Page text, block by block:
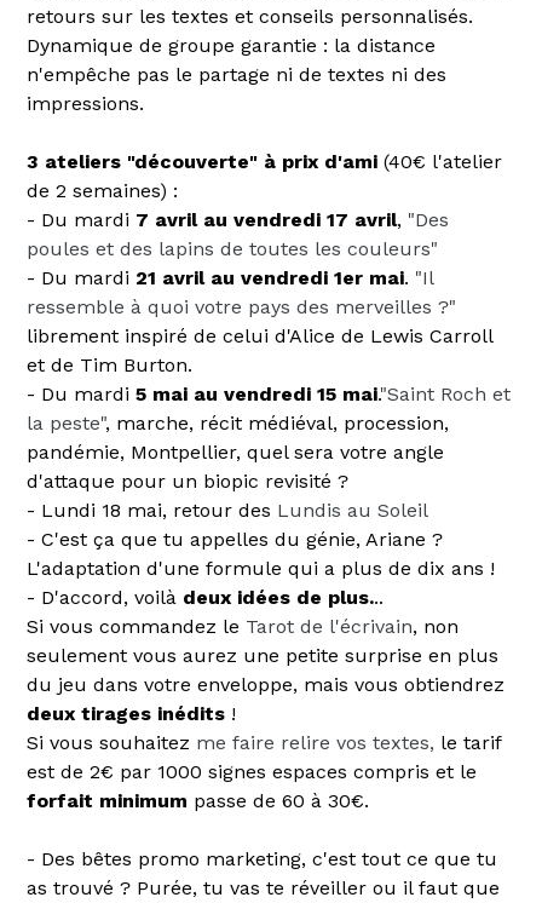
retours sur les textes et conseils personnalisés.
Dynamique de groupe garantie : la distance
n'empêche pas le partage ni de textes ni des
impressions.
3 ateliers "découverte" à prix d'ami (40€ l'atelier
de 2 semaines) :
- Du mardi 7 avril au vendredi 17 avril, "Des
poules et des lapins de toutes les couleurs"
- Du mardi 21 avril au vendredi 1er mai. "Il
ressemble à quoi votre pays des merveilles ?"
librement inspiré de celui d'Alice de Lewis Carroll
et de Tim Burton.
- Du mardi 5 mai au vendredi 15 mai."Saint Roch et
la peste", marche, récit médiéval, procession,
pandémie, Montpellier, quel sera votre angle
d'attaque pour un biopic revisité ?
- Lundi 18 mai, retour des Lundis au Soleil
- C'est ça que tu appelles du génie, Ariane ?
L'adaptation d'une formule qui a plus de dix ans !
- D'accord, voilà deux idées de plus...
Si vous commandez le Tarot de l'écrivain, non
seulement vous aurez une petite surprise en plus
du jeu dans votre enveloppe, mais vous obtiendrez
deux tirages inédits !
Si vous souhaitez me faire relire vos textes, le tarif
est de 2€ par 1000 signes espaces compris et le
forfait minimum passe de 60 à 30€.
- Des bêtes promo marketing, c'est tout ce que tu
as trouvé ? Purée, tu vas te réveiller ou il faut que